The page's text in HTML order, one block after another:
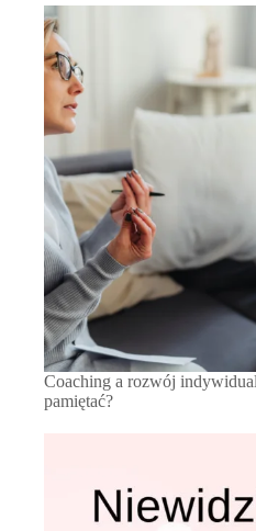
Coaching a rozwój
pamiętać?